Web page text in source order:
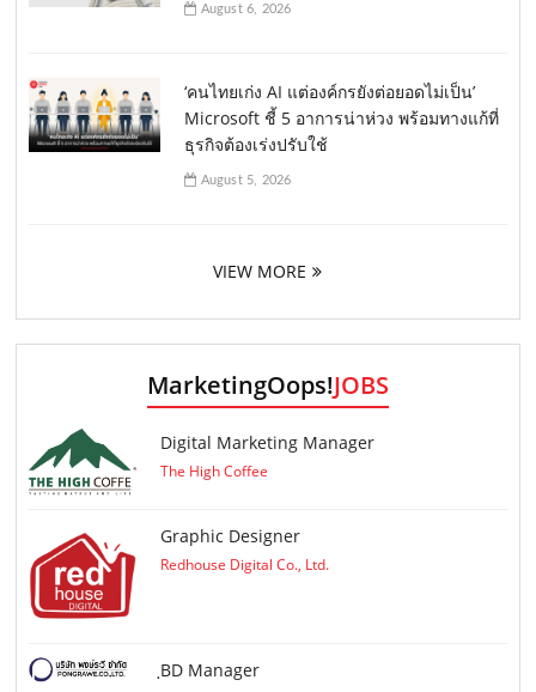
August 6, 2026
‘คนไทยเก่ง AI แต่องค์กรยังต่อยอดไม่เป็น’
Microsoft ชี้ 5 อาการน่าห่วง พร้อมทางแก้ที่
ธุรกิจต้องเร่งปรับใช้
August 5, 2026
VIEW MORE
MarketingOops!JOBS
Digital Marketing Manager
The High Coffee
Graphic Designer
Redhouse Digital Co., Ltd.
ฺBD Manager